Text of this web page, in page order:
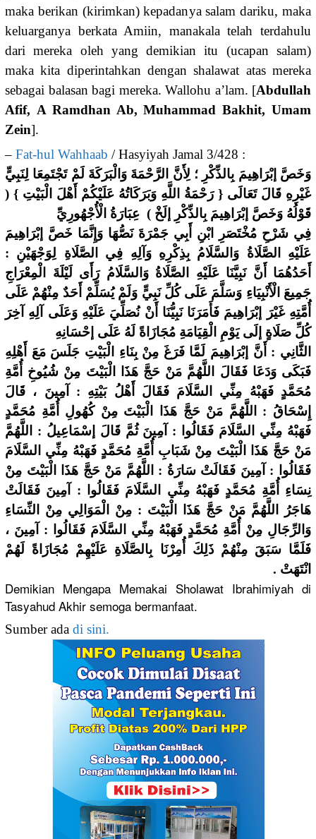
maka berikan (kirimkan) kepadanya salam dariku, maka
keluarganya berkata Amiin, manakala telah terdahulu
dari mereka oleh yang demikian itu (ucapan salam)
maka kita diperintahkan dengan shalawat atas mereka
sebagai balasan bagi mereka. Wallohu a’lam. [Abdullah
Afif, A Ramdhan Ab, Muhammad Bakhit, Umam
Zein].
– Fat-hul Wahhaab / Hasyiyah Jamal 3/428 :
وَخَصَّ إبْرَاهِيمَ بِالذِّكْرِ ؛ لِأَنَّ الرَّحْمَةَ وَالْبَرَكَةَ لَمْ تَجْتَمِعَا لِنَبِيٍّ
غَيْرِهِ قَالَ تَعَالَى { رَحْمَةُ اللَّهِ وَبَرَكَاتُهُ عَلَيْكُمْ أَهْلَ الْبَيْتِ } (
قَوْلُهُ وَخَصَّ إبْرَاهِيمَ بِالذِّكْرِ إلَخْ ) عِبَارَةُ الْأُجْهُورِيِّ
فِي شَرْحِ مُخْتَصَرِ ابْنِ أَبِي جَمْرَةَ نَصُّهَا وَإِنَّمَا خَصَّ إبْرَاهِيمَ
عَلَيْهِ الصَّلَاةُ وَالسَّلَامُ بِذِكْرِهِ وَآلِهِ فِي الصَّلَاةِ لِوَجْهَيْنِ :
أَحَدُهُمَا أَنَّ نَبِيَّنَا عَلَيْهِ الصَّلَاةُ وَالسَّلَامُ رَأَى لَيْلَةَ الْمِعْرَاجِ
جَمِيعَ الْأَنْبِيَاءِ وَسَلَّمَ عَلَى كُلِّ نَبِيٍّ وَلَمْ يُسَلِّمْ أَحَدٌ مِنْهُمْ عَلَى
أُمَّتِهِ غَيْرَ إبْرَاهِيمَ فَأَمَرَنَا نَبِيُّنَا أَنْ نُصَلِّيَ عَلَيْهِ وَعَلَى آلِهِ آخِرَ
كُلِّ صَلَاةٍ إلَى يَوْمِ الْقِيَامَةِ مُجَازَاةً لَهُ عَلَى إحْسَانِهِ
الثَّانِي : أَنَّ إبْرَاهِيمَ لَمَّا فَرَغَ مِنْ بِنَاءِ الْبَيْتِ جَلَسَ مَعَ أَهْلِهِ
فَبَكَى وَدَعَا فَقَالَ اللَّهُمَّ مَنْ حَجَّ هَذَا الْبَيْتَ مِنْ شُيُوخِ أُمَّةِ
مُحَمَّدٍ فَهَبْهُ مِنِّي السَّلَامَ فَقَالَ أَهْلُ بَيْتِهِ : آمِينَ ، قَالَ
إِسْحَاقُ : اللَّهُمَّ مَنْ حَجَّ هَذَا الْبَيْتَ مِنْ كُهُولِ أُمَّةِ مُحَمَّدٍ
فَهَبْهُ مِنِّي السَّلَامَ فَقَالُوا : آمِينَ ثُمَّ قَالَ إسْمَاعِيلُ : اللَّهُمَّ
مَنْ حَجَّ هَذَا الْبَيْتَ مِنْ شَبَابِ أُمَّةِ مُحَمَّدٍ فَهَبْهُ مِنِّي السَّلَامَ
فَقَالُوا : آمِينَ فَقَالَتْ سَارَةُ : اللَّهُمَّ مَنْ حَجَّ هَذَا الْبَيْتَ مِنْ
نِسَاءِ أُمَّةِ مُحَمَّدٍ فَهَبْهُ مِنِّي السَّلَامَ فَقَالُوا : آمِينَ فَقَالَتْ
هَاجَرُ اللَّهُمَّ مَنْ حَجَّ هَذَا الْبَيْتَ : مِنْ الْمَوَالِي مِنْ النِّسَاءِ
وَالرِّجَالِ مِنْ أُمَّةِ مُحَمَّدٍ فَهَبْهُ مِنِّي السَّلَامَ فَقَالُوا : آمِينَ ،
فَلَمَّا سَبَقَ مِنْهُمْ ذَلِكَ أُمِرْنَا بِالصَّلَاةِ عَلَيْهِمْ مُجَازَاةً لَهُمْ
انْتَهَتْ .
Demikian Mengapa Memakai Sholawat Ibrahimiyah di
Tasyahud Akhir semoga bermanfaat.
Sumber ada di sini.